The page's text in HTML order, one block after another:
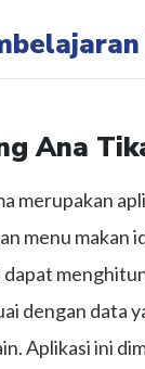
Ana
merupakan
menu makan
dapat
dengan data
Aplikasi ini